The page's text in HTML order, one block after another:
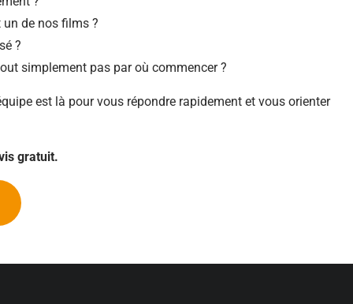
de nos films ?
?
simplement pas par où commencer ?
est là pour vous répondre rapidement et vous orienter
gratuit.